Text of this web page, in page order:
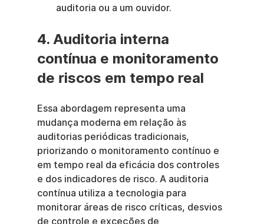
auditoria ou a um ouvidor.
4. Auditoria interna
contínua e monitoramento
de riscos em tempo real
Essa abordagem representa uma
mudança moderna em relação às
auditorias periódicas tradicionais,
priorizando o monitoramento contínuo e
em tempo real da eficácia dos controles
e dos indicadores de risco. A auditoria
contínua utiliza a tecnologia para
monitorar áreas de risco críticas, desvios
de controle e exceções de